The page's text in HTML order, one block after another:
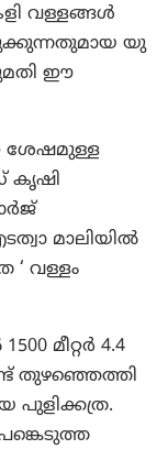
വള്ളങ്ങൾ
യു
ഈ
ശേഷമുള്ള
കൃഷി
മാലിയിൽ
‘ വള്ളം
മീറ്റർ 4.4
തുഴഞ്ഞെത്തി
പുളിക്കത്ര.